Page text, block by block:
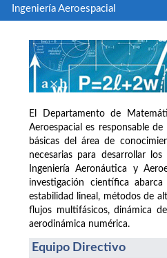
Ingeniería Aeroespacial
El Departamento de
Aeroespacial es responsable
básicas del área de
necesarias para desarrollar
Ingeniería Aeronáutica y
investigación científica
estabilidad lineal, métodos de
flujos multifásicos, dinámica
aerodinámica numérica.
Equipo Directivo